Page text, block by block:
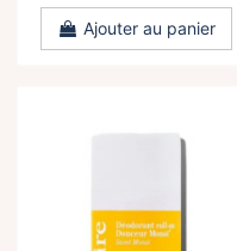
Ajouter au panier